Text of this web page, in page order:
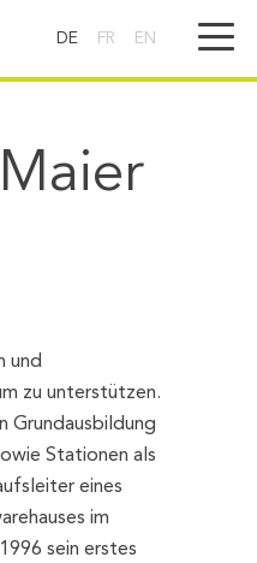
DE FR EN
und
zu unterstützen.
Grundausbildung
Stationen als
eines
im
sein erstes